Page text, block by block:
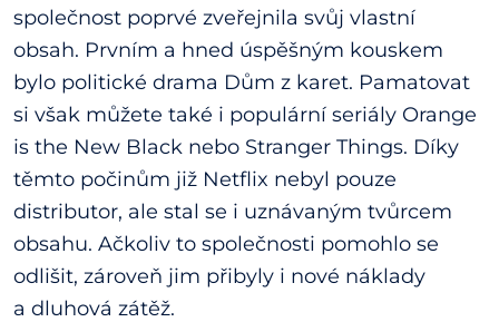
společnost poprvé zveřejnila svůj vlastní
obsah. Prvním a hned úspěšným kouskem
bylo politické drama Dům z karet. Pamatovat
si však můžete také i populární seriály Orange
is the New Black nebo Stranger Things. Díky
těmto počinům již Netflix nebyl pouze
distributor, ale stal se i uznávaným tvůrcem
obsahu. Ačkoliv to společnosti pomohlo se
odlišit, zároveň jim přibyly i nové náklady
a dluhová zátěž.